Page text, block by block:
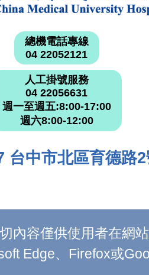
總機電話專線
04 22052121
人工掛號服務
04 22056631
週一至週五:8:00-17:00
週六8:00-12:00
台中市北區育德路
內容僅供使用者在網
Edge、Firefox或